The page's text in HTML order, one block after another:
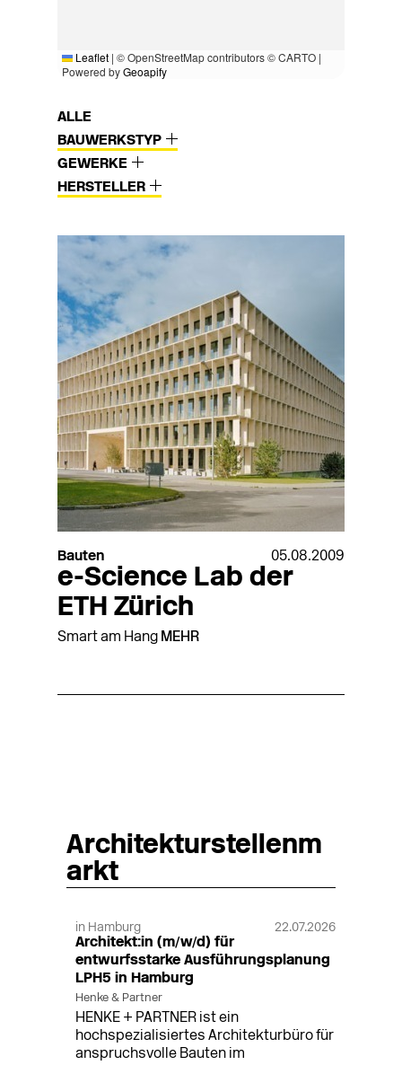
Leaflet | © OpenStreetMap contributors © CARTO |
Powered byGeoapify
ALLE
BAUWERKSTYP
GEWERKE
HERSTELLER
Bauten 05.08.2009
e-Science Lab der
ETH Zürich
Smart am Hang MEHR
Architekturstellenm
arkt
in Hamburg 22.07.2026
Architekt:in (m/w/d) für
entwurfsstarke Ausführungsplanung
LPH5 in Hamburg
Henke & Partner
HENKE + PARTNER ist ein
hochspezialisiertes Architekturbüro für
anspruchsvolle Bauten im